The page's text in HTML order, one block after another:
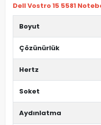
Dell Vostro 15 5581
Boyut
Çözünürlük
Hertz
Soket
Aydınlatma